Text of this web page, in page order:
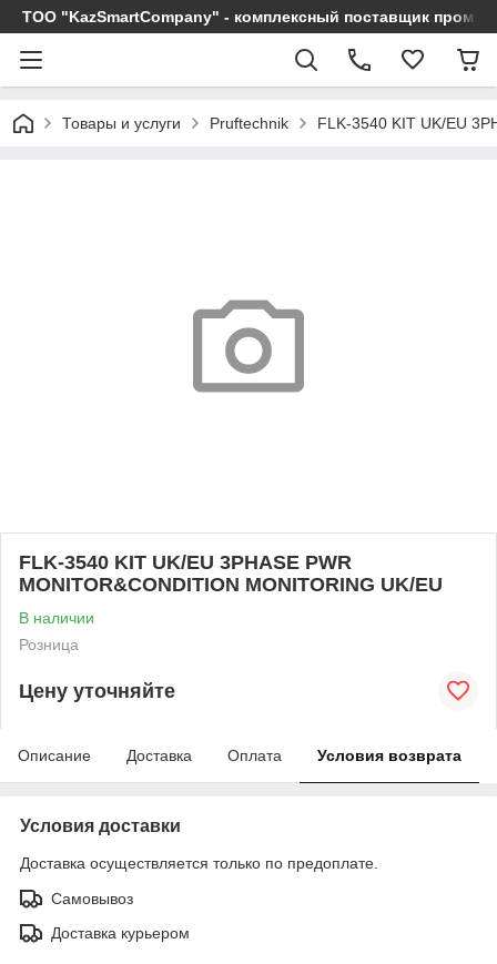
ТОО "KazSmartCompany" - комплексный поставщик
Товары и услуги Pruftechnik FLK-3540 KIT UK/EU
FLK-3540 KIT UK/EU 3PHASE PWR
MONITOR&CONDITION MONITORING UK/EU
В наличии
Розница
Цену уточняйте
Описание Доставка Оплата Условия возврата
Условия доставки
Доставка осуществляется только по предоплате.
Самовывоз
Доставка курьером